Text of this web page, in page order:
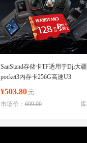
SanStand存储卡TF适用于Dji大疆
pocket3内存卡256G高速U3
action4/5pro/运动相机4k高清录制
mini3无人机[TF512G]运动相机
卡+送读卡器
¥503.80 元
市场价：699.00